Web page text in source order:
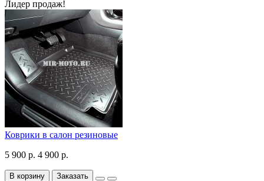
Лидер продаж!
Коврики в салон резиновые
5 900 р. 4 900 р.
В корзину Заказать